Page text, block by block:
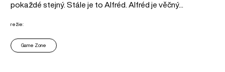
pokaždé stejný. Stále je to Alfréd. Alfréd je věčný...
režie:
Game Zone